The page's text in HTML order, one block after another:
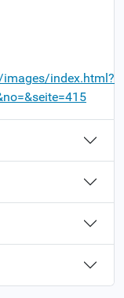
index.html?